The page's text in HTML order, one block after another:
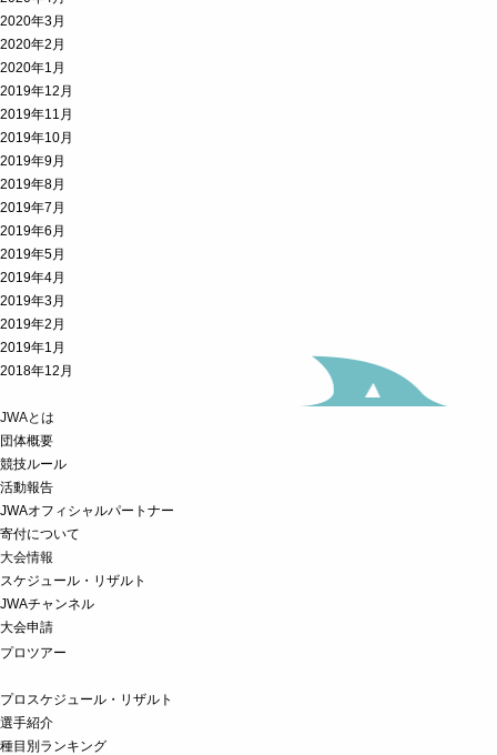
2020年3月
2020年2月
2020年1月
2019年12月
2019年11月
2019年10月
2019年9月
2019年8月
2019年7月
2019年6月
2019年5月
2019年4月
2019年3月
2019年2月
2019年1月
2018年12月
JWAとは
団体概要
競技ルール
活動報告
JWAオフィシャルパートナー
寄付について
大会情報
スケジュール・リザルト
JWAチャンネル
大会申請
プロツアー
プロスケジュール・リザルト
選手紹介
種目別ランキング